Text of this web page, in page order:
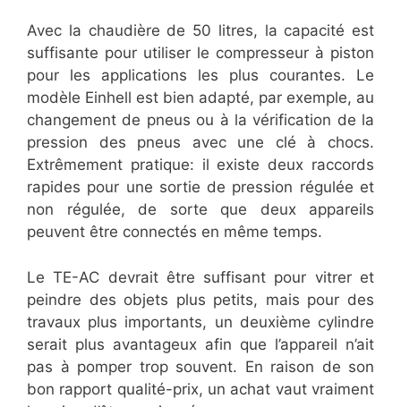
Avec la chaudière de 50 litres, la capacité est
suffisante pour utiliser le compresseur à piston
pour les applications les plus courantes. Le
modèle Einhell est bien adapté, par exemple, au
changement de pneus ou à la vérification de la
pression des pneus avec une clé à chocs.
Extrêmement pratique: il existe deux raccords
rapides pour une sortie de pression régulée et
non régulée, de sorte que deux appareils
peuvent être connectés en même temps.
Le TE-AC devrait être suffisant pour vitrer et
peindre des objets plus petits, mais pour des
travaux plus importants, un deuxième cylindre
serait plus avantageux afin que l’appareil n’ait
pas à pomper trop souvent. En raison de son
bon rapport qualité-prix, un achat vaut vraiment